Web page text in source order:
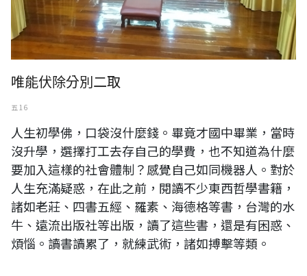
唯能伏除分別二取
五 16
人生初學佛，口袋沒什麼錢。畢竟才國中畢業，當時
沒升學，選擇打工去存自己的學費，也不知道為什麼
要加入這樣的社會體制？感覺自己如同機器人。對於
人生充滿疑惑，在此之前，閱讀不少東西哲學書籍，
諸如老莊、四書五經、羅素、海德格等書，台灣的水
牛、遠流出版社等出版，讀了這些書，還是有困惑、
煩惱。讀書讀累了，就練武術，諸如搏擊等類。